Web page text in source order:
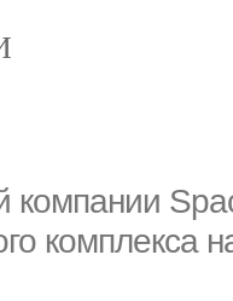
компании
комплекса